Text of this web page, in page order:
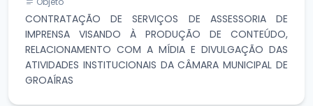
CONTRATAÇÃO DE SERVIÇOS DE ASSESSORIA DE
IMPRENSA VISANDO À PRODUÇÃO DE CONTEÚDO,
RELACIONAMENTO COM A MÍDIA E DIVULGAÇÃO DAS
ATIVIDADES INSTITUCIONAIS DA CÂMARA MUNICIPAL DE
GROAÍRAS